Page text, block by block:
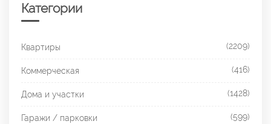
Категории
Квартиры (2209)
Коммерческая (416)
Дома и участки (1428)
Гаражи / парковки (599)